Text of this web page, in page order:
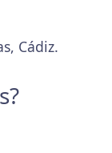
Cádiz.